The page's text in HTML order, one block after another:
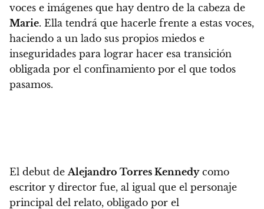
voces e imágenes que hay dentro de la cabeza de
Marie. Ella tendrá que hacerle frente a estas voces,
haciendo a un lado sus propios miedos e
inseguridades para lograr hacer esa transición
obligada por el confinamiento por el que todos
pasamos.
El debut de Alejandro Torres Kennedycomo
escritor y director fue, al igual que el personaje
principal del relato, obligado por el